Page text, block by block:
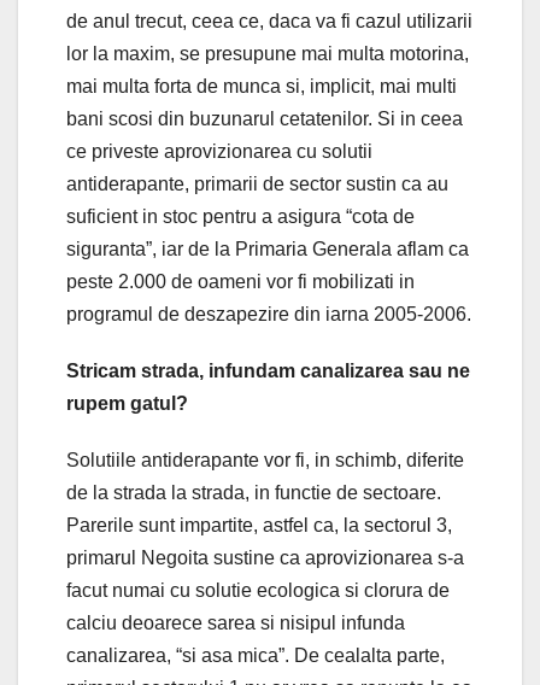
de anul trecut, ceea ce, daca va fi cazul utilizarii
lor la maxim, se presupune mai multa motorina,
mai multa forta de munca si, implicit, mai multi
bani scosi din buzunarul cetatenilor. Si in ceea
ce priveste aprovizionarea cu solutii
antiderapante, primarii de sector sustin ca au
suficient in stoc pentru a asigura “cota de
siguranta”, iar de la Primaria Generala aflam ca
peste 2.000 de oameni vor fi mobilizati in
programul de deszapezire din iarna 2005-2006.
Stricam strada, infundam canalizarea sau ne
rupem gatul?
Solutiile antiderapante vor fi, in schimb, diferite
de la strada la strada, in functie de sectoare.
Parerile sunt impartite, astfel ca, la sectorul 3,
primarul Negoita sustine ca aprovizionarea s-a
facut numai cu solutie ecologica si clorura de
calciu deoarece sarea si nisipul infunda
canalizarea, “si asa mica”. De cealalta parte,